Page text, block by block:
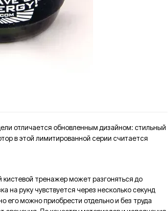
отличается обновленным дизайном: стильный
в этой лимитированной серии считается
кистевой тренажер может разгоняться до
на руку чувствуется через несколько секунд
его можно приобрести отдельно и без труда